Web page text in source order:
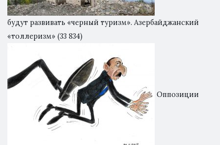
будут развивать «черный туризм». Азербайджанский
«толлеризм» (33 834)
Оппозиции